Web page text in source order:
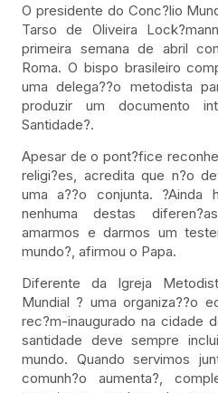
O presidente do Conc?lio
Tarso de Oliveira
primeira semana de abril
Roma. O bispo brasileiro
uma delega??o metodista
produzir um documento
Santidade?.
Apesar de o pont?fice
religi?es, acredita que n?o
uma a??o conjunta.
nenhuma destas
amarmos e darmos um
mundo?, afirmou o Papa.
Diferente da Igreja
Mundial ? uma organiza??o
rec?m-inaugurado na cidade
santidade deve sempre
mundo. Quando servimos
comunh?o aumenta?,